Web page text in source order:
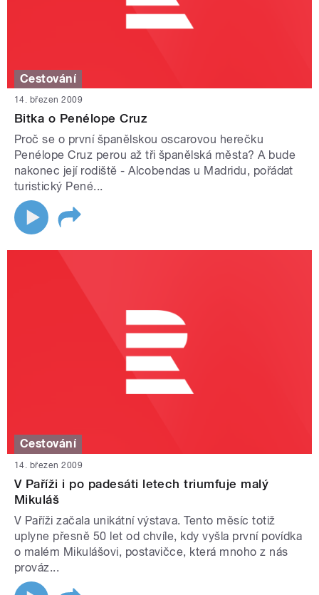
Cestování
14. březen 2009
Bitka o Penélope Cruz
Proč se o první španělskou oscarovou herečku
Penélope Cruz perou až tři španělská města? A bude
nakonec její rodiště - Alcobendas u Madridu, pořádat
turistický Pené...
Cestování
14. březen 2009
V Paříži i po padesáti letech triumfuje malý
Mikuláš
V Paříži začala unikátní výstava. Tento měsíc totiž
uplyne přesně 50 let od chvíle, kdy vyšla první povídka
o malém Mikulášovi, postavičce, která mnoho z nás
prováz...